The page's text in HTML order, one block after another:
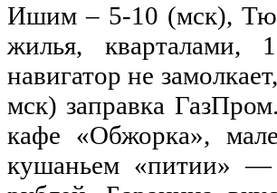
Ишим – 5-10 (мск),
жилья, кварталами,
навигатор не
мск) заправка
кафе «Обжорка»,
кушаньем «питии» —